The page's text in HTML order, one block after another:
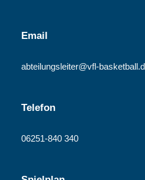
Email
abteilungsleiter@vfl-
Telefon
06251-840 340